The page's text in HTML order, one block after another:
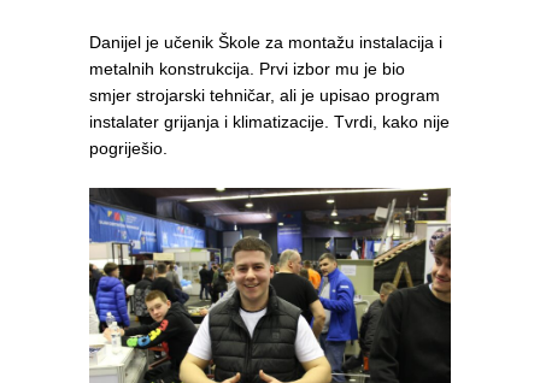
Danijel je učenik Škole za montažu instalacija i
metalnih konstrukcija. Prvi izbor mu je bio
smjer strojarski tehničar, ali je upisao program
instalater grijanja i klimatizacije. Tvrdi, kako nije
pogriješio.